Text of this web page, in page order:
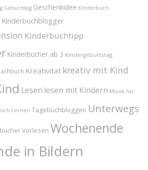
Geburtstag Geschenkidee Kinderbuch
Kinderbuchblogger
Kinderbuchtipp
Kinderbücher ab 3 Kindergeburtstag
Kreativität kreativ mit Kind
Lesen lesen mit Kindern Musik für
Lernen Tagebuchbloggen Unterwegs
Vorlesen Wochenende
in Bildern